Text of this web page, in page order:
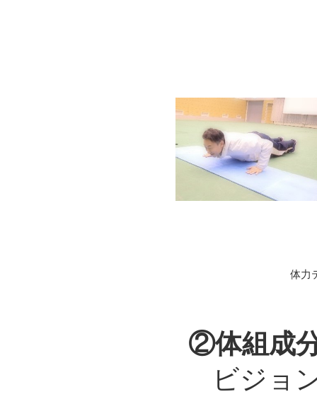
体力
②体組成
ビジョ